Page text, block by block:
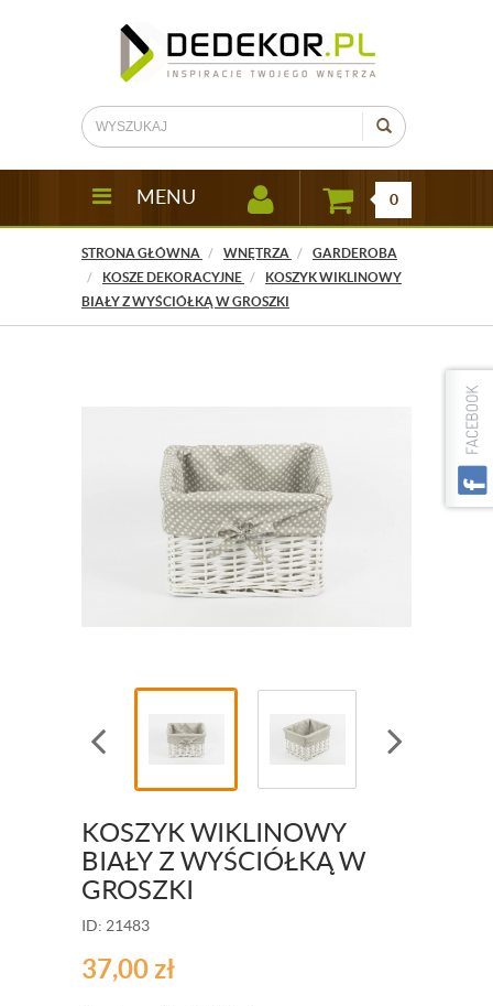
MENU 0
STRONA GŁÓWNA WNĘTRZA
GARDEROBA
KOSZE DEKORACYJNE
KOSZYK WIKLINOWY
BIAŁY Z WYŚCIÓŁKĄ W GROSZKI
KOSZYK WIKLINOWY
BIAŁY Z WYŚCIÓŁKĄ W
GROSZKI
ID: 21483
37,00zł